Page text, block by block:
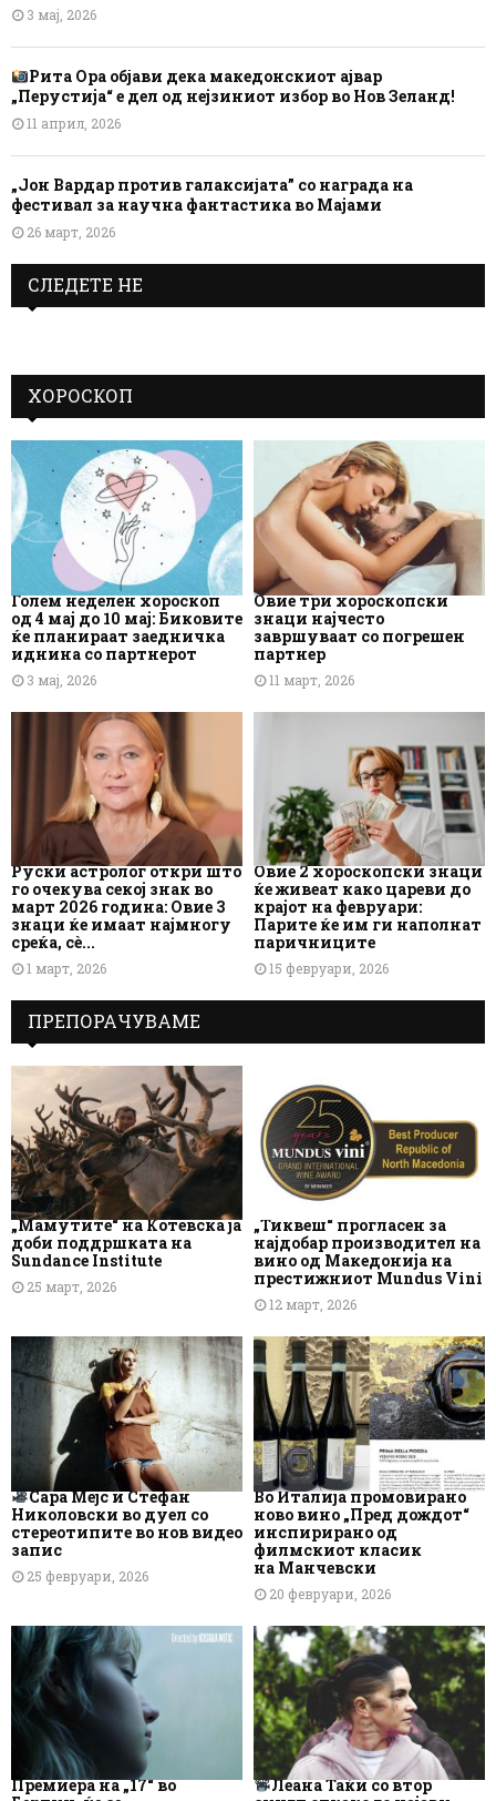
3 мај, 2026
Рита Ора објави дека македонскиот ајвар
„Перустија“ е дел од нејзиниот избор во Нов Зеланд!
11 април, 2026
„Јон Вардар против галаксијата” со награда на
фестивал за научна фантастика во Мајами
26 март, 2026
СЛЕДЕТЕ НЕ
ХОРОСКОП
Голем неделен хороскоп
од 4 мај до 10 мај: Биковите
ќе планираат заедничка
иднина со партнерот
3 мај, 2026
Овие три хороскопски
знаци најчесто
завршуваат со погрешен
партнер
11 март, 2026
Руски астролог откри што
го очекува секој знак во
март 2026 година: Овие 3
знаци ќе имаат најмногу
среќа, сè...
1 март, 2026
Овие 2 хороскопски знаци
ќе живеат како цареви до
крајот на февруари:
Парите ќе им ги наполнат
паричниците
15 февруари, 2026
ПРЕПОРАЧУВАМЕ
„Мамутите“ на Котевска ја
доби поддршката на
Sundance Institute
25 март, 2026
„Тиквеш“ прогласен за
најдобар производител на
вино од Македонија на
престижниот Mundus Vini
12 март, 2026
Сара Мејс и Стефан
Николовски во дуел со
стереотипите во нов видео
запис
25 февруари, 2026
Во Италија промовирано
ново вино „Пред дождот“
инспирирано од
филмскиот класик
на Манчевски
20 февруари, 2026
Премиера на „17“ во
Леана Таќи со втор